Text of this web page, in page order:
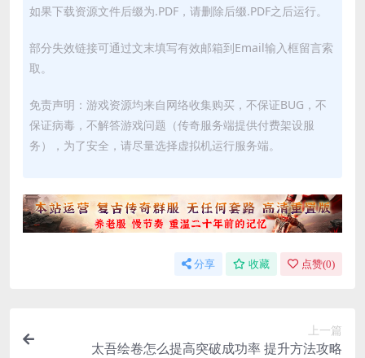
如果下载资源文件后缀为.PDF，请删除后缀.PDF之后运行。
部分失效链接可通过文末填写有效邮箱到Email输入框留言索
取。
免责声明：游戏资源均来自网络收集购买，不保证BUG，不
保证病毒，不解答游戏问题（传奇服务端提供付费架设服
务），为了安全，请尽量选择虚拟机运行服务端。
分享 收藏 点赞(0)
上一篇
太吾绘卷怎么提高突破成功率 提升方法攻略